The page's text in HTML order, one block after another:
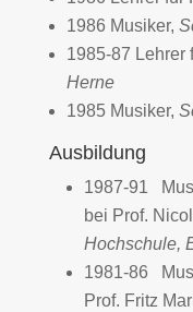
1986 Musiker,
1985-87 Lehrer
Herne
1985 Musiker,
Ausbildung
1987-91
bei Prof.
Hochschule,
1981-86
Prof. Fritz